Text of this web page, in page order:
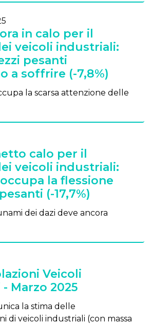
in calo per il
veicoli industriali:
pesanti
a soffrire (-7,8%)
la scarsa attenzione delle
calo per il
veicoli industriali:
la flessione
(-17,7%)
dei dazi deve ancora
Veicoli
Marzo 2025
la stima delle
di veicoli industriali (con massa